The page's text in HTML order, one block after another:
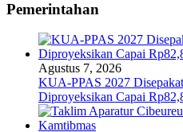
Pemerintahan
Agustus 7, 2026
KUA-PPAS 2027
Diproyeksikan Capai